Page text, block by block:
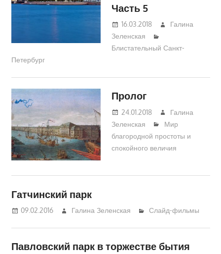
Часть 5
16.03.2018
Галина
Зеленская
Блистательный Санкт-
Петербург
Пролог
24.01.2018
Галина
Зеленская
Мир
благородной простоты и
спокойного величия
Гатчинский парк
09.02.2016 Галина Зеленская Слайд-фильмы
Павловский парк в торжестве бытия